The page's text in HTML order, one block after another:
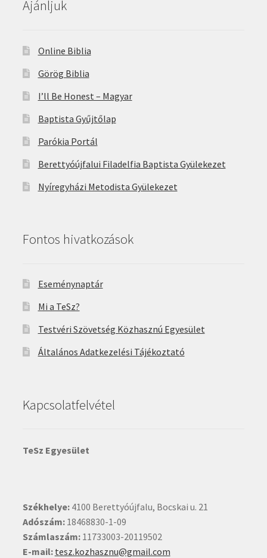
Ajánljuk
Online Biblia
Görög Biblia
I’ll Be Honest – Magyar
Baptista Gyűjtőlap
Parókia Portál
Berettyóújfalui Filadelfia Baptista Gyülekezet
Nyíregyházi Metodista Gyülekezet
Fontos hivatkozások
Eseménynaptár
Mi a TeSz?
Testvéri Szövetség Közhasznú Egyesület
Általános Adatkezelési Tájékoztató
Kapcsolatfelvétel
TeSz Egyesület
Székhelye:4100 Berettyóújfalu, Bocskai u. 21
Adószám:18468830-1-09
Számlaszám:11733003-20119502
E-mail: tesz.kozhasznu@gmail.com